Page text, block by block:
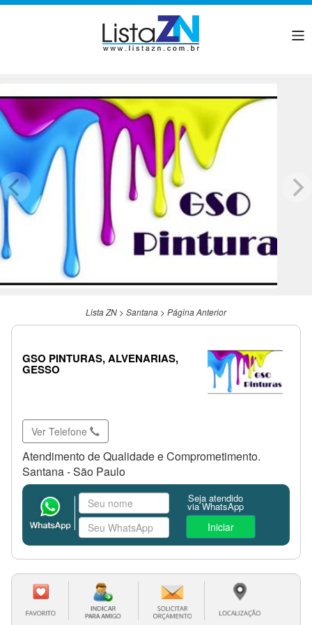
Lista ZN > Santana > Página Anterior
GSO PINTURAS, ALVENARIAS,
GESSO
Ver Telefone
Atendimento de Qualidade e Comprometimento.
Santana - São Paulo
Seja atendido
via WhatsApp
Iniciar